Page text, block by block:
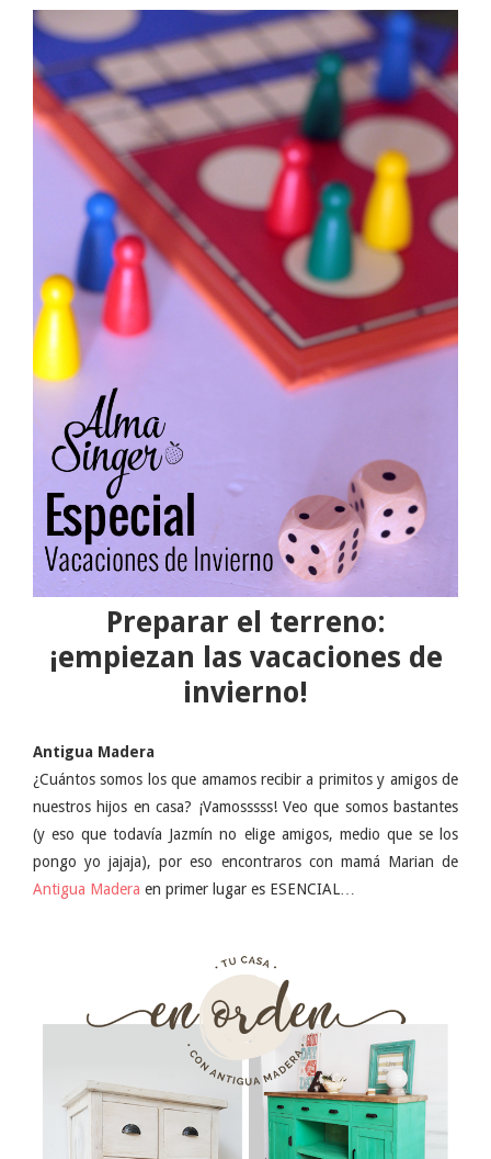
Preparar el terreno:
¡empiezan las vacaciones de
invierno!
Antigua Madera
¿Cuántos somos los que amamos recibir a primitos y amigos de
nuestros hijos en casa? ¡Vamosssss! Veo que somos bastantes
(y eso que todavía Jazmín no elige amigos, medio que se los
pongo yo jajaja), por eso encontraros con mamá Marian de
Antigua Madera en primer lugar es ESENCIAL…